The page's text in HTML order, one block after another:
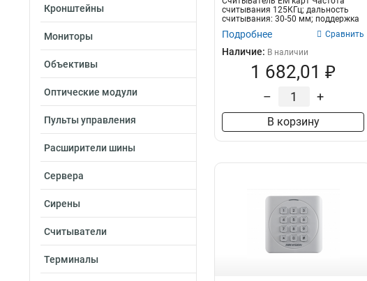
Кронштейны
Мониторы
Объективы
Оптические модули
Пульты управления
Расширители шины
Сервера
Сирены
Считыватели
Терминалы
115х44х22мм 4
считывания 125КГц; дальность
считывания: 30-50 мм; поддержка
проток...
Подробнее Сравнить
Наличие: В наличии
1 682,01 ₽
– +
В корзину